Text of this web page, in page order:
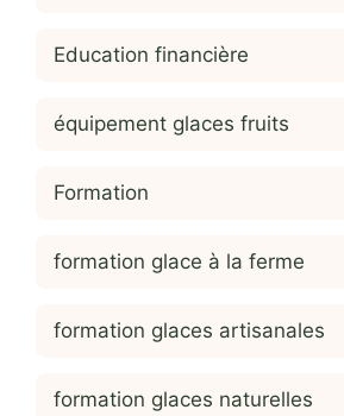
Education financière
équipement glaces fruits
Formation
formation glace à la ferme
formation glaces artisanales
formation glaces naturelles